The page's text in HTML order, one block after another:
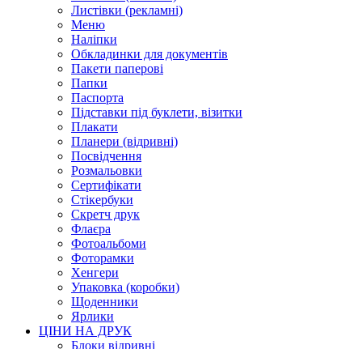
Листівки (рекламні)
Меню
Наліпки
Обкладинки для документів
Пакети паперові
Папки
Паспорта
Підставки під буклети, візитки
Плакати
Планери (відривні)
Посвідчення
Розмальовки
Сертифікати
Стікербуки
Скретч друк
Флаєра
Фотоальбоми
Фоторамки
Хенгери
Упаковка (коробки)
Щоденники
Ярлики
ЦІНИ НА ДРУК
Блоки відривні